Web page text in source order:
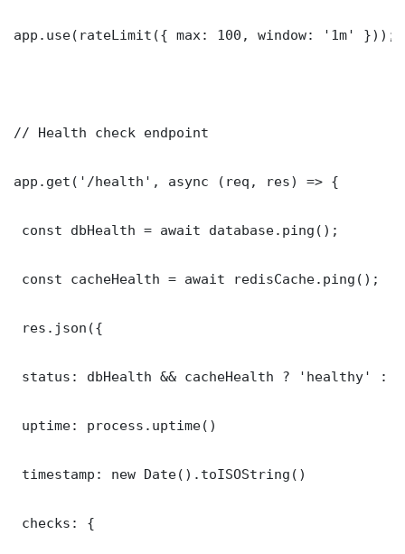
app.use(rateLimit({ max: 100, window: '1m' }));
// Health check endpoint
app.get('/health', async (req, res) => {
const dbHealth = await database.ping();
const cacheHealth = await redisCache.ping();
res.json({
status: dbHealth && cacheHealth ? 'healthy' :
uptime: process.uptime()
timestamp: new Date().toISOString()
checks: {